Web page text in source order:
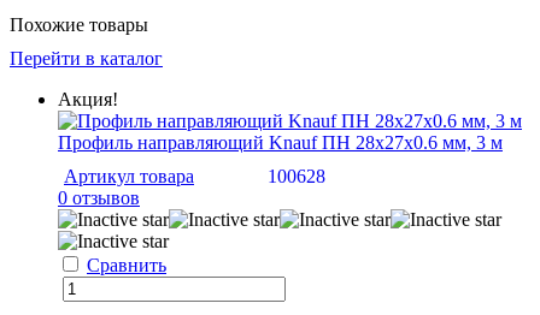
Похожие товары
Перейти в каталог
Акция!
Профиль направляющий Knauf ПН 28х27х0.6 мм, 3 м
Артикул товара
100628
0 отзывов
Сравнить